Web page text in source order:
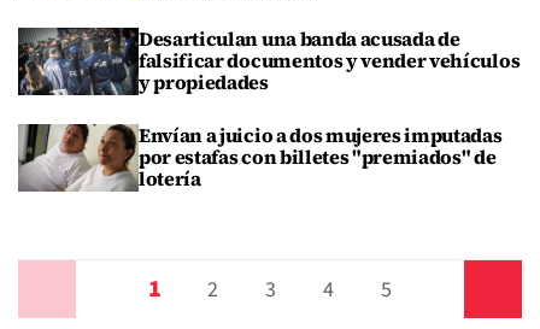
Desarticulan una banda acusada de
falsificar documentos y vender vehículos
y propiedades
Envían a juicio a dos mujeres imputadas
por estafas con billetes "premiados" de
lotería
1 2 3 4 5